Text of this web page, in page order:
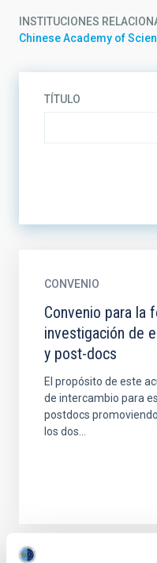
INSTITUCIONES
Chinese Academy of
TÍTULO
CONVENIO
Convenio para la
investigación de
y post-docs
El propósito de este
de intercambio para
postdocs
los dos...